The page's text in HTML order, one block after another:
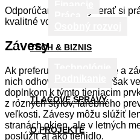
TECH & BIZNIS
TLAČOVÉ SPRÁVY
O PROJEKTE
Odporúčame vám vyberať si
kvalitné vonkajšie žalúzie.
Závesy
Ak preferujete skôr žalúzie a
nich odhovárať. Závesy však
doplnkom k týmto tieniacim
z rôznych štýlov, farebného
veľkosti. Závesy môžu slúžiť
stranách okien, ale v letných
poslúžiť aj ako tienidlo.